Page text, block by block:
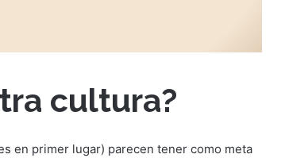
cultura?
en primer lugar) parecen tener como meta